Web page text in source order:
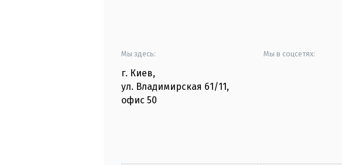
Мы здесь:
г. Киев,
ул. Владимирская 61/11,
офис 50
Мы в соцсетях: